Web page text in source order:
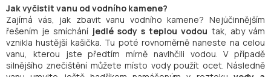
Jak vyčistit vanu od vodního kamene?
Zajímá vás, jak zbavit vanu vodního kamene? Nejúčinnějším
řešením je smíchání jedlé sody s teplou vodou tak, aby vám
vznikla hustější kašička. Tu poté rovnoměrně naneste na celou
vanu, kterou jste předtím mírně navlhčili vodou. V případě
silnějšího znečištění můžete místo vody použít ocet. Následně